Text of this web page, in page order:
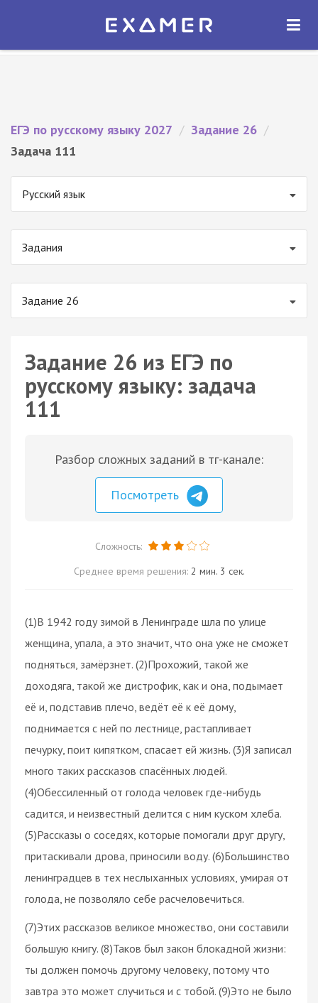
Экзамер — ЕГЭ 2027
ОТКРЫТЬ
ЕГЭ по русскому языку 2027 / Задание 26 /
Задача 111
Русский язык
Задания
Задание 26
Задание 26 из ЕГЭ по
русскому языку: задача
111
Разбор сложных заданий в тг-канале:
Посмотреть
Сложность:
Среднее время решения: 2 мин. 3 сек.
(1)В 1942 году зимой в Ленинграде шла по улице
женщина, упала, а это значит, что она уже не сможет
подняться, замёрзнет. (2)Прохожий, такой же
доходяга, такой же дистрофик, как и она, подымает
её и, подставив плечо, ведёт её к её дому,
поднимается с ней по лестнице, растапливает
печурку, поит кипятком, спасает ей жизнь. (3)Я записал
много таких рассказов спасённых людей.
(4)Обессиленный от голода человек где-нибудь
садится, и неизвестный делится с ним куском хлеба.
(5)Рассказы о соседях, которые помогали друг другу,
притаскивали дрова, приносили воду. (6)Большинство
ленинградцев в тех неслыханных условиях, умирая от
голода, не позволяло себе расчеловечиться.
(7)Этих рассказов великое множество, они составили
большую книгу. (8)Таков был закон блокадной жизни:
ты должен помочь другому человеку, потому что
завтра это может случиться и с тобой. (9)Это не было